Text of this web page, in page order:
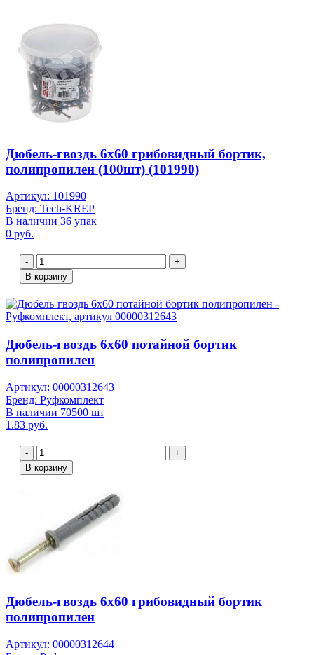
Дюбель-гвоздь 6х60 грибовидный бортик,
полипропилен (100шт) (101990)
Артикул: 101990
Бренд: Tech-KREP
В наличии 36 упак
0 руб.
-
+
В корзину
Дюбель-гвоздь 6х60 потайной бортик
полипропилен
Артикул: 00000312643
Бренд: Руфкомплект
В наличии 70500 шт
1.83 руб.
-
+
В корзину
Дюбель-гвоздь 6х60 грибовидный бортик
полипропилен
Артикул: 00000312644